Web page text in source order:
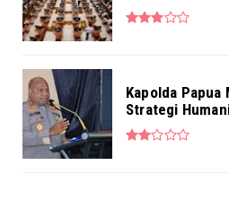
Kapolda
Strategi